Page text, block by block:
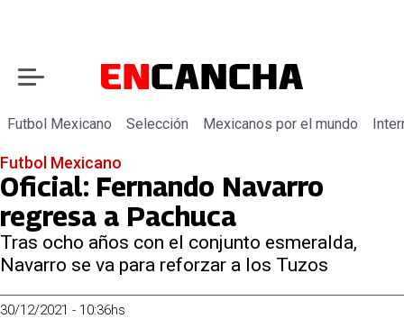
Futbol Mexicano Selección Mexicanos por el mundo
Futbol Mexicano
Oficial: Fernando Navarro
regresa a Pachuca
Tras ocho años con el conjunto esmeralda,
Navarro se va para reforzar a los Tuzos
30/12/2021 - 10:36hs